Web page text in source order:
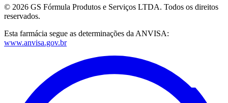
© 2026 GS Fórmula Produtos e Serviços LTDA. Todos os direitos
reservados.
Esta farmácia segue as determinações da ANVISA:
www.anvisa.gov.br